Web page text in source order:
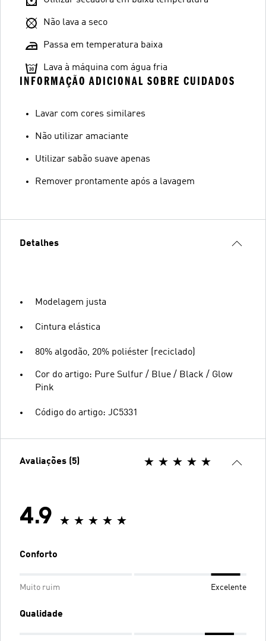
Não lava a seco
Passa em temperatura baixa
Lava à máquina com água fria
INFORMAÇÃO ADICIONAL SOBRE CUIDADOS
Lavar com cores similares
Não utilizar amaciante
Utilizar sabão suave apenas
Remover prontamente após a lavagem
Detalhes
Modelagem justa
Cintura elástica
80% algodão, 20% poliéster (reciclado)
Cor do artigo: Pure Sulfur / Blue / Black / Glow
Pink
Código do artigo: JC5331
Avaliações (5)
4.9
Conforto
Muito ruim Excelente
Qualidade